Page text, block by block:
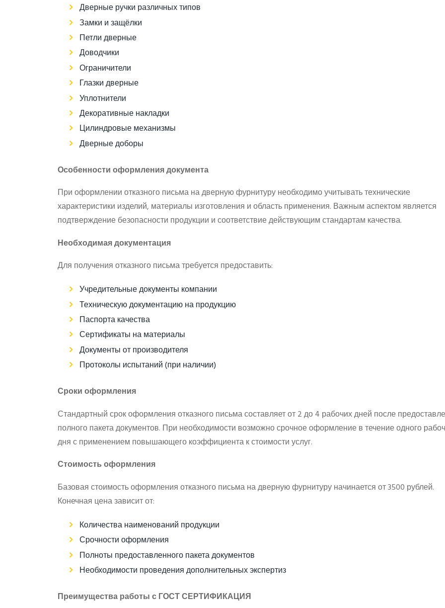
Дверные ручки различных типов
Замки и защёлки
Петли дверные
Доводчики
Ограничители
Глазки дверные
Уплотнители
Декоративные накладки
Цилиндровые механизмы
Дверные доборы
Особенности оформления документа
При оформлении отказного письма на дверную фурнитуру необходимо учитывать технические
характеристики изделий, материалы изготовления и область применения. Важным аспектом является
подтверждение безопасности продукции и соответствие действующим стандартам качества.
Необходимая документация
Для получения отказного письма требуется предоставить:
Учредительные документы компании
Техническую документацию на продукцию
Паспорта качества
Сертификаты на материалы
Документы от производителя
Протоколы испытаний (при наличии)
Сроки оформления
Стандартный срок оформления отказного письма составляет от 2 до 4 рабочих дней после
полного пакета документов. При необходимости возможно срочное оформление в течение одного
дня с применением повышающего коэффициента к стоимости услуг.
Стоимость оформления
Базовая стоимость оформления отказного письма на дверную фурнитуру начинается от 3500 рублей.
Конечная цена зависит от:
Количества наименований продукции
Срочности оформления
Полноты предоставленного пакета документов
Необходимости проведения дополнительных экспертиз
Преимущества работы с ГОСТ СЕРТИФИКАЦИЯ